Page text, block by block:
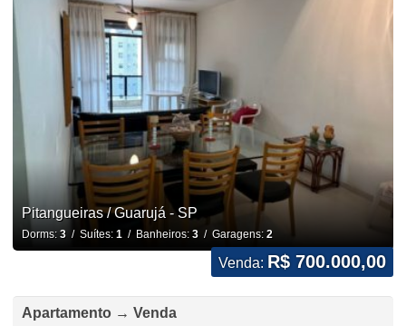
Pitangueiras / Guarujá - SP
Dorms: 3/ Suítes: 1/ Banheiros: 3/ Garagens: 2
Venda: R$ 700.000,00
Apartamento → Venda